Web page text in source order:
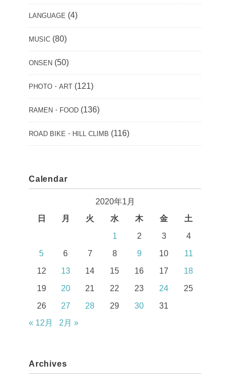
LANGUAGE (4)
MUSIC (80)
ONSEN (50)
PHOTO・ART (121)
RAMEN・FOOD (136)
ROAD BIKE・HILL CLIMB (116)
Calendar
2020年1月
日
月 火 水 木 金
土
1
2 3
4
5
6 7 8 9 10
11
12
13 14 15 16 17
18
19
20 21 22 23 24
25
26
27 28 29 30
31
« 12月
2月 »
Archives